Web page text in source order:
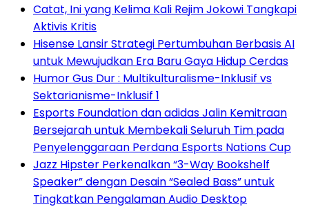
Catat, Ini yang Kelima Kali Rejim Jokowi Tangkapi
Aktivis Kritis
Hisense Lansir Strategi Pertumbuhan Berbasis AI
untuk Mewujudkan Era Baru Gaya Hidup Cerdas
Humor Gus Dur : Multikulturalisme-Inklusif vs
Sektarianisme-Inklusif 1
Esports Foundation dan adidas Jalin Kemitraan
Bersejarah untuk Membekali Seluruh Tim pada
Penyelenggaraan Perdana Esports Nations Cup
Jazz Hipster Perkenalkan “3-Way Bookshelf
Speaker” dengan Desain “Sealed Bass” untuk
Tingkatkan Pengalaman Audio Desktop